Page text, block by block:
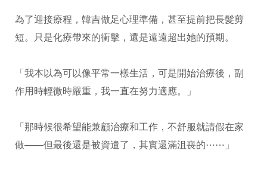
為了迎接療程，韓吉做足心理準備，甚至提前把長髮剪
短。只是化療帶來的衝擊，還是遠遠超出她的預期。
「我本以為可以像平常一樣生活，可是開始治療後，副
作用時輕微時嚴重，我一直在努力適應。」
「那時候很希望能兼顧治療和工作，不舒服就請假在家
做——但最後還是被資遣了，其實還滿沮喪的⋯⋯」